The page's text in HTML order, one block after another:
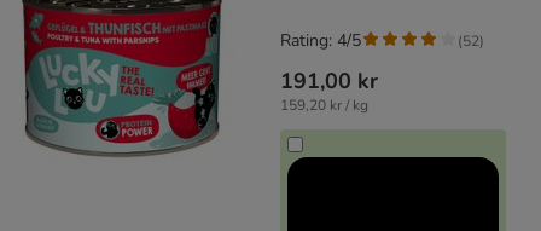
191,00 kr
159,20 kr / kg
Rating: 4/5 (52)